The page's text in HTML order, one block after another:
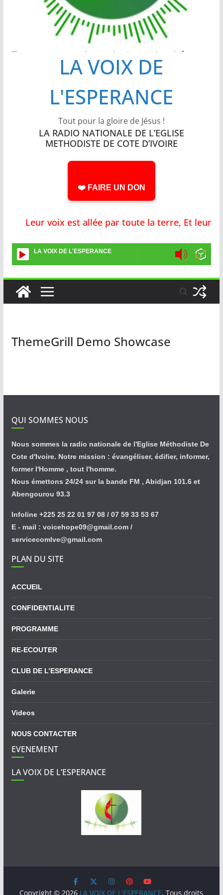
LA VOIX DE
L'ESPERANCE
Tout pour la gloire de Jésus !
LA RADIO NATIONALE DE L’EGLISE
METHODISTE DE COTE D’IVOIRE
❤️ FAIRE UN DON
Leur voix est allée par toute la terre, Et leurs
LA VOIX DE L'ESPERANCE
ThemeGrill Demo Showcase
QUI SOMMES NOUS
Nous sommes la radio nationale de l'Eglise Méthodiste De
Cote d'Ivoire. Notre mission : évangéliser, édifier, informer,
former l'Homme , tout l'homme.
Nous émettons 24/24 sur la bande FM , Abidjan 101.6 et
Abengourou 93.3
Infoline +225 25 22 01 97 08 / 07 59 33 53 67
E - mail : voicehope09@gmail.com /
servicecomlve@gmail.com
PLAN DU SITE
ACCUEIL
CONFIDENTIALITE
PROGRAMME
RE-ECOUTER
CLUB DE L’ESPERANCE
Galerie
Videos
NOUS CONTACTER
EVENEMENT
LA VOIX DE L’ESPERANCE
Copyright © 2026 LA VOIX DE L'ESPERANCE. Tous droits